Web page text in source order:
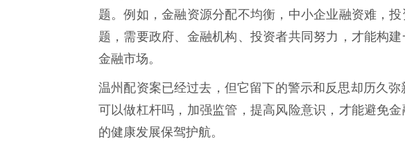
题。例如，金融资源分配不均衡，中小企业融资难，
题，需要政府、金融机构、投资者共同努力，才能构
金融市场。
温州配资案已经过去，但它留下的警示和反思却历久
可以做杠杆吗，加强监管，提高风险意识，才能避免
的健康发展保驾护航。